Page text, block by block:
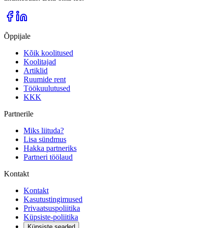
Õppijale
Kõik koolitused
Koolitajad
Artiklid
Ruumide rent
Töökuulutused
KKK
Partnerile
Miks liituda?
Lisa sündmus
Hakka partneriks
Partneri töölaud
Kontakt
Kontakt
Kasutustingimused
Privaatsuspoliitika
Küpsiste-poliitika